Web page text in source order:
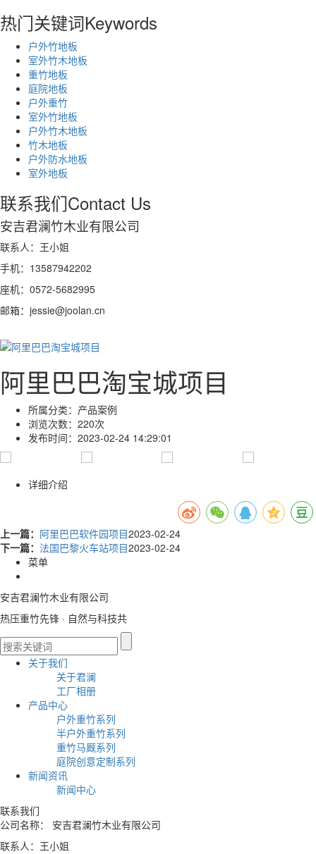
热门关键词Keywords
户外竹地板
室外竹木地板
重竹地板
庭院地板
户外重竹
室外竹地板
户外竹木地板
竹木地板
户外防水地板
室外地板
联系我们Contact Us
安吉君澜竹木业有限公司
联系人：王小姐
手机：13587942202
座机：0572-5682995
邮箱：jessie@joolan.cn
阿里巴巴淘宝城项目
所属分类： 产品案例
浏览次数： 220次
发布时间： 2023-02-24 14:29:01
详细介绍
上一篇： 阿里巴巴软件园项目2023-02-24
下一篇： 法国巴黎火车站项目2023-02-24
菜单
安吉君澜竹木业有限公司
热压重竹先锋 · 自然与科技共
关于我们
关于君澜
工厂相册
产品中心
户外重竹系列
半户外重竹系列
重竹马厩系列
庭院创意定制系列
新闻资讯
新闻中心
联系我们
公司名称： 安吉君澜竹木业有限公司
联系人：王小姐